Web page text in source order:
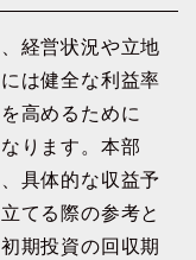
経営状況や立地
は健全な利益率
高めるために
ります。本部
具体的な収益予
てる際の参考と
期投資の回収期